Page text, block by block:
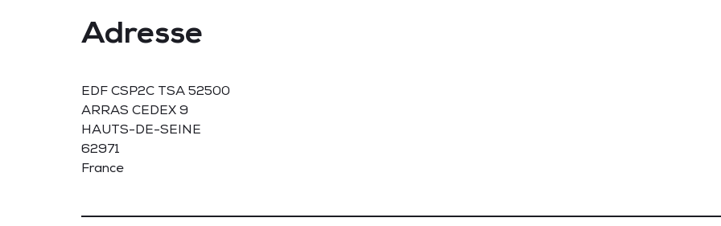
Adresse
EDF CSP2C TSA 52500
ARRAS CEDEX 9
HAUTS-DE-SEINE
62971
France